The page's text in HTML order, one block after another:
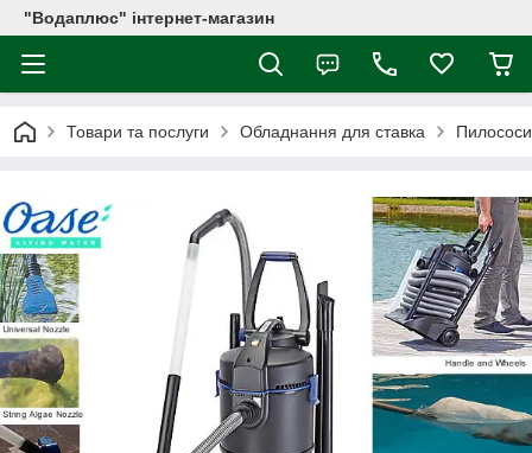
"Водаплюс" інтернет-магазин
Товари та послуги Обладнання для ставка